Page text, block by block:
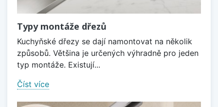
Typy montáže dřezů
Kuchyňské dřezy se dají namontovat na několik
způsobů. Většina je určených výhradně pro jeden
typ montáže. Existují...
Číst více